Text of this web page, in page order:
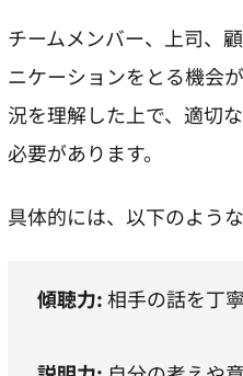
チームメンバー、上司、
ニケーションをとる機会
況を理解した上で、適切
必要があります。
具体的には、以下のよう
傾聴力:相手の話を丁